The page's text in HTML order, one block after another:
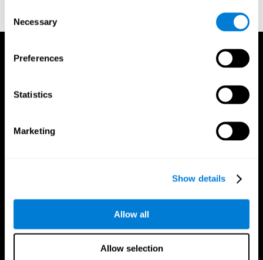
Selection
Necessary
Preferences
Statistics
Marketing
Show details
Allow all
Allow selection
TX: Psychological Corporation.